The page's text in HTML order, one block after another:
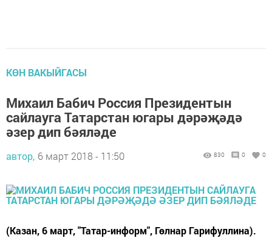
КӨН ВАКЫЙГАСЫ
Михаил Бабич Россия Президентын
сайлауга Татарстан югары дәрәҗәдә
әзер дип бәяләде
автор, 6 март 2018 - 11:50 830 0 0
(Казан, 6 март, "Татар-информ", Гөлнар Гарифуллина).